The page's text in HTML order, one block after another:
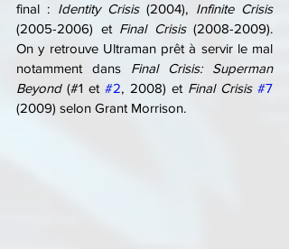
final : Identity Crisis (2004), Infinite Crisis
(2005-2006) et Final Crisis (2008-2009).
On y retrouve Ultraman prêt à servir le mal
notamment dans Final Crisis: Superman
Beyond (#1 et #2, 2008) et Final Crisis #7
(2009) selon Grant Morrison.